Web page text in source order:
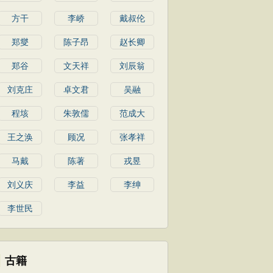
方干 李峤 戴叔伦
郑燮 陈子昂 赵长卿
郑谷 文天祥 刘辰翁
刘克庄 卓文君 吴融
程垓 朱敦儒 范成大
王之涣 顾况 张孝祥
马戴 陈著 戎昱
刘义庆 李益 李绅
李世民
古籍